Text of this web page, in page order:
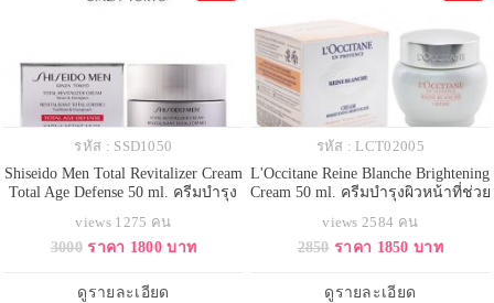
รหัส : SSD1050
Shiseido Men Total Revitalizer Cream
Total Age Defense 50 ml. ครีมบำรุง
ช่วยฟื้นบำรุงผิวให้แลดู มีสุขภาพดี
ชุ่มชื้น, ลดเลือนความหมองคล้ำ เส้น
วัย เพิ่มพลังผิวตามธรรมชาติ และ
views 1275 คน
3000 ราคา 1800 บาท
ดูรายละเอียด
รหัส : LCT02005
L'Occitane Reine Blanche Brightening
Cream 50 ml. ครีมบำรุงผิวหน้าที่ช่วย
สภาพผิวโทนสีผิว และช่วยให้รอย
ด่างดำดูจางลง ช่วยให้ผิวดูเปล่งปลั่ง
views 2584 คน
2850 ราคา 1850 บาท
ดูรายละเอียด